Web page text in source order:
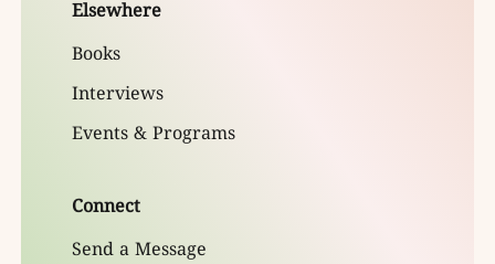
Elsewhere
Books
Interviews
Events & Programs
Connect
Send a Message